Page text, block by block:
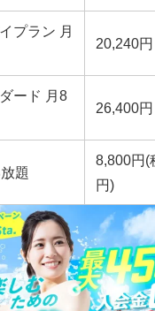
プラン 月
20,240円
ード 月8
26,400円
題
8,800円(
円)